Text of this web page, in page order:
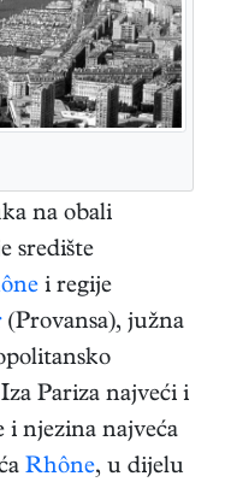
na obali
središte
i regije
(Provansa), južna
Pariza najveći i
i njezina najveća
Rhône, u dijelu